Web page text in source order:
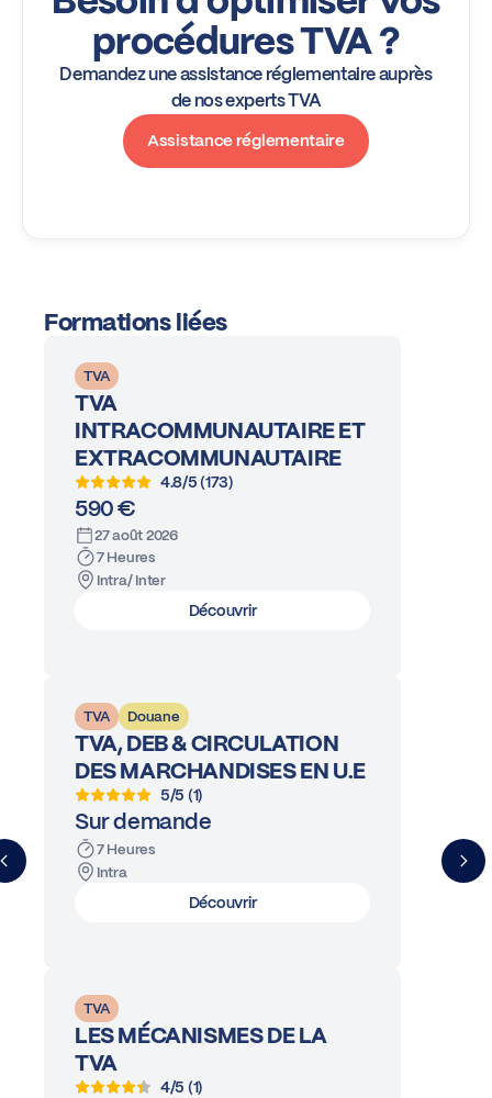
Formations liées
TVA
TVA
INTRACOMMUNAUTAIRE ET
EXTRACOMMUNAUTAIRE
4.8/5 (173)
590 €
27 août 2026
7 Heures
Intra/ Inter
Découvrir
TVA Douane
TVA, DEB & CIRCULATION
DES MARCHANDISES EN U.E
5/5 (1)
Sur demande
7 Heures
Intra
Découvrir
TVA
LES MÉCANISMES DE LA
TVA
4/5 (1)
procédures TVA ?
Demandez une assistance réglementaire auprès
de nos experts TVA
Assistance réglementaire